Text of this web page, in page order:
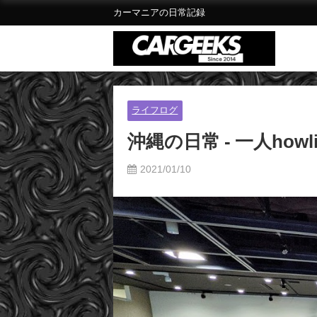
カーマニアの日常記録
ライフログ
沖縄の日常 - 一人
2021/01/10